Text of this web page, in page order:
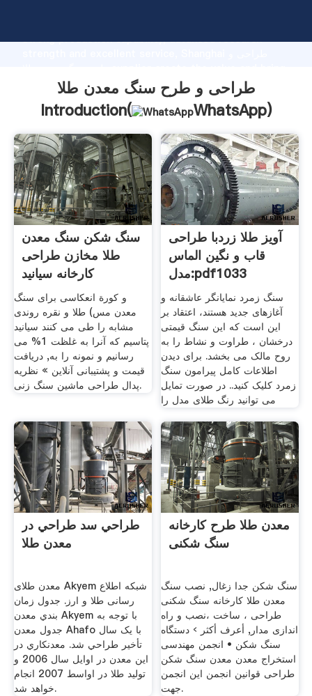
strong production capability, advanced research
values to all of customers.
طراحی و طرح سنگ معدن طلا
Introduction(
WhatsApp)
سنگ شکن سنگ معدن
طلا مخازن طراحی
کارخانه سیانید
و کورة انعکاسی برای سنگ
معدن مس) طلا و نقره روندی
مشابه را طی می کنند سیانید
پتاسیم که آنرا به غلظت 1% می
رسانیم و نمونه را به, دریافت
قیمت و پشتیبانی آنلاین » نظریه
پدال طراحی ماشین سنگ زنی.
آویز طلا زردبا طراحی
قاب و نگین الماس
مدل:pdf1033
سنگ زمرد نمایانگر عاشقانه و
آغازهای جدید هستند، اعتقاد بر
این است که این سنگ قیمتی
درخشان ، طراوت و نشاط را به
روح مالک می بخشد. برای دیدن
اطلاعات کامل پیرامون سنگ
زمرد کلیک کنید.. در صورت تمایل
می توانید رنگ طلای مدل را
طراحي سد طراحي در
معدن طلا
معدن طلای Akyem شبکه اطلاع
رسانی طلا و ارز. جدول زمان
بندي معدن Akyem با توجه به
جدول معدن Ahafo با يک سال
تأخير طراحي شد. معدنکاري در
اين معدن در اوايل سال 2006 و
توليد طلا در اواسط 2007 انجام
خواهد شد.
معدن طلا طرح کارخانه
سنگ شکنی
سنگ شکن جدا زغال, نصب سنگ
معدن طلا کارخانه سنگ شکنی
طراحی ، ساخت ،نصب و راه
اندازی مدار, أعرف أكثر › دستگاه
سنگ شکن • انجمن مهندسی
استخراج معدن معدن سنگ شکن
طراحی قوانين انجمن این انجمن
جهت.